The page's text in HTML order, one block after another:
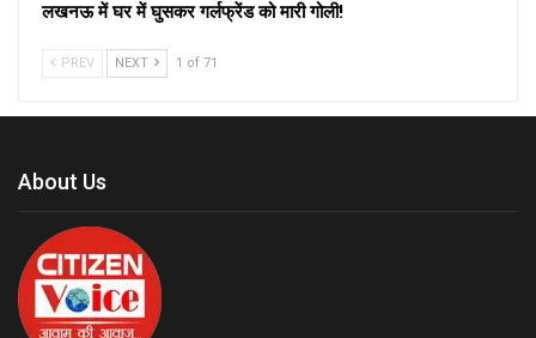
लखनऊ में घर में घुसकर गर्लफ्रेंड को मारी गोली!
PREV NEXT 1 of 71
About Us